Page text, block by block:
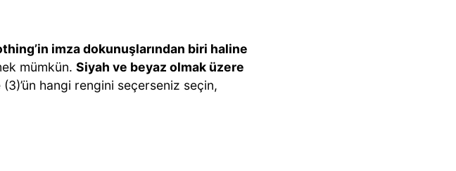
imza dokunuşlarından biri haline
mümkün. Siyah ve beyaz olmak üzere
hangi rengini seçerseniz seçin,